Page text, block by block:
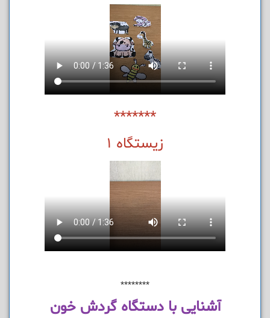
*******
زیستگاه 1
********
آشنایی با دستگاه گردش خون